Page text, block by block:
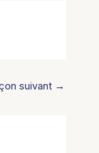
suivant →